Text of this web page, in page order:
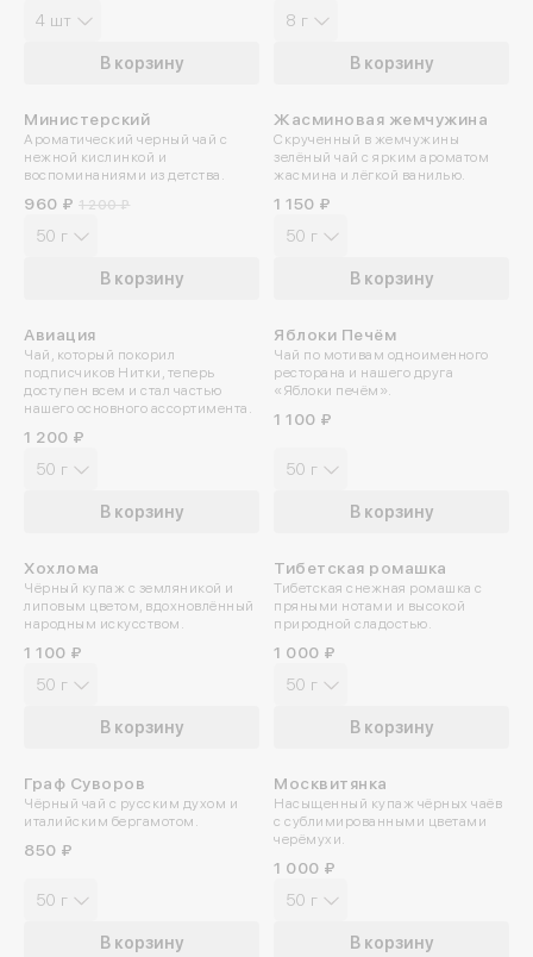
В корзину
4 шт
В корзину
8 г
ПРОБУЙТЕ ХОЛОДНЫМ
Министерский
Ароматический черный чай с
нежной кислинкой и
воспоминаниями из детства.
960 ₽ 1 200 ₽
В корзину
50 г
Жасминовая жемчужина
Скрученный в жемчужины
зелёный чай с ярким ароматом
жасмина и лёгкой ванилью.
1 150 ₽
В корзину
50 г
НОВИНКА
Авиация
Чай, который покорил
подписчиков Нитки, теперь
доступен всем и стал частью
нашего основного ассортимента.
1 200 ₽
В корзину
50 г
НОВИНКА
Яблоки Печём
Чай по мотивам одноименного
ресторана и нашего друга
«Яблоки печём».
1 100 ₽
В корзину
50 г
ПРОБУЙТЕ ХОЛОДНЫМ
Хохлома
Чёрный купаж с земляникой и
липовым цветом, вдохновлённый
народным искусством.
1 100 ₽
В корзину
50 г
Тибетская ромашка
Тибетская снежная ромашка с
пряными нотами и высокой
природной сладостью.
1 000 ₽
В корзину
50 г
ПРОБУЙТЕ ХОЛОДНЫМ
Граф Суворов
Чёрный чай с русским духом и
италийским бергамотом.
850 ₽
В корзину
50 г
ПРОБУЙТЕ ХОЛОДНЫМ
Москвитянка
Насыщенный купаж чёрных чаёв
с сублимированными цветами
черёмухи.
1 000 ₽
В корзину
50 г
Войдите в
По номеру телефона
Введите свой номер
Номер телефона
Даю согласие на